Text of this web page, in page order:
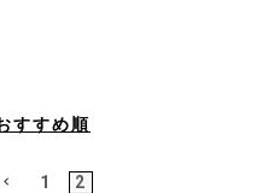
すすめ順
1 2